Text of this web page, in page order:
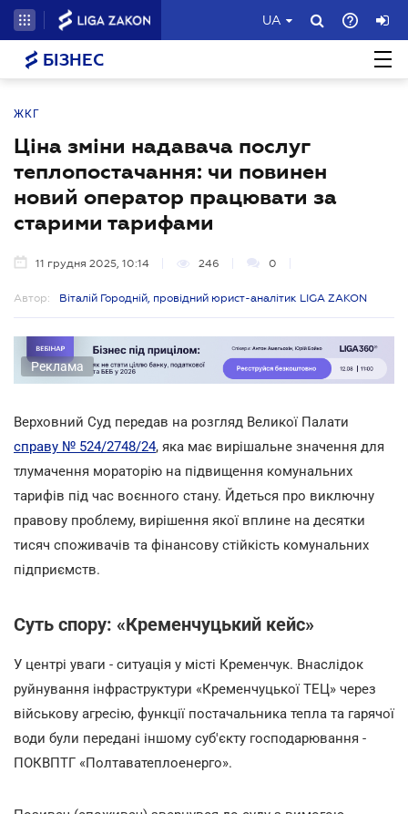
UA
БІЗНЕС
ЖКГ
Ціна зміни надавача послуг
теплопостачання: чи повинен
новий оператор працювати за
старими тарифами
11 грудня 2025, 10:14 246 0
Автор: Віталій Городній, провідний юрист-аналітик LIGA ZAKON
Реклама
Верховний Суд передав на розгляд Великої Палати
справу № 524/2748/24, яка має вирішальне значення для
тлумачення мораторію на підвищення комунальних
тарифів під час воєнного стану. Йдеться про виключну
правову проблему, вирішення якої вплине на десятки
тисяч споживачів та фінансову стійкість комунальних
підприємств.
Суть спору: «Кременчуцький кейс»
У центрі уваги - ситуація у місті Кременчук. Внаслідок
руйнування інфраструктури «Кременчуцької ТЕЦ» через
військову агресію, функції постачальника тепла та гарячої
води були передані іншому суб'єкту господарювання -
ПОКВПТГ «Полтаватеплоенерго».